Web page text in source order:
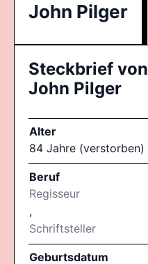
John Pilger
Steckbrief von
John Pilger
Alter
84 Jahre (verstorben)
Beruf
Regisseur
,
Schriftsteller
Geburtsdatum